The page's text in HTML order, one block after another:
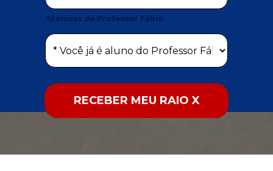
Técnicas do Professor Fábio
RECEBER MEU RAIO X